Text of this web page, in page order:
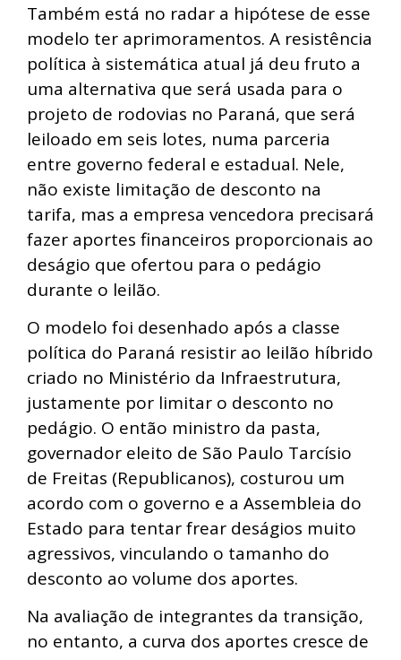
Também está no radar a hipótese de esse
modelo ter aprimoramentos. A resistência
política à sistemática atual já deu fruto a
uma alternativa que será usada para o
projeto de rodovias no Paraná, que será
leiloado em seis lotes, numa parceria
entre governo federal e estadual. Nele,
não existe limitação de desconto na
tarifa, mas a empresa vencedora precisará
fazer aportes financeiros proporcionais ao
deságio que ofertou para o pedágio
durante o leilão.
O modelo foi desenhado após a classe
política do Paraná resistir ao leilão híbrido
criado no Ministério da Infraestrutura,
justamente por limitar o desconto no
pedágio. O então ministro da pasta,
governador eleito de São Paulo Tarcísio
de Freitas (Republicanos), costurou um
acordo com o governo e a Assembleia do
Estado para tentar frear deságios muito
agressivos, vinculando o tamanho do
desconto ao volume dos aportes.
Na avaliação de integrantes da transição,
no entanto, a curva dos aportes cresce de